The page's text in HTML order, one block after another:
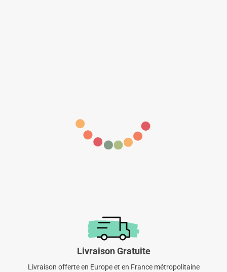
Livraison Gratuite
Livraison offerte en Europe et en France métropolitaine